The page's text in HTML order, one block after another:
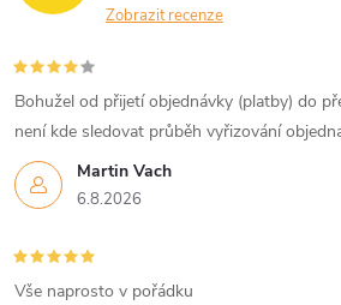
Zobrazit recenze
Martin Vach
6.8.2026
Bohužel od přijetí objednávky (platby) do
není kde sledovat průběh vyřizování
Vše naprosto v pořádku